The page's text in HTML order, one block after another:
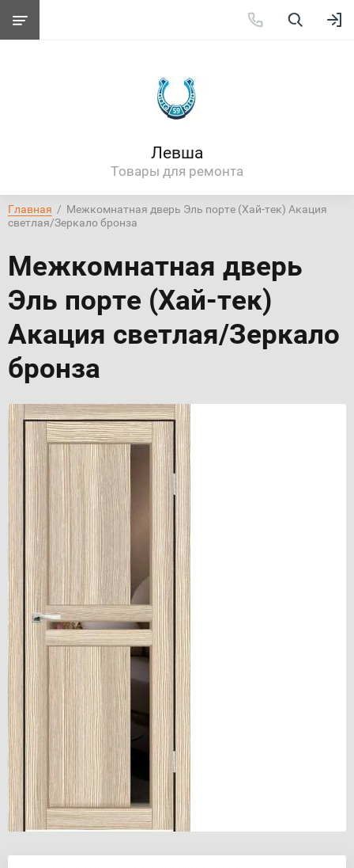
Левша
Товары для ремонта
Главная
  /  Межкомнатная дверь Эль порте (Хай-тек) Акация
светлая/Зеркало бронза
Межкомнатная дверь
Эль порте (Хай-тек)
Акация светлая/Зеркало
бронза